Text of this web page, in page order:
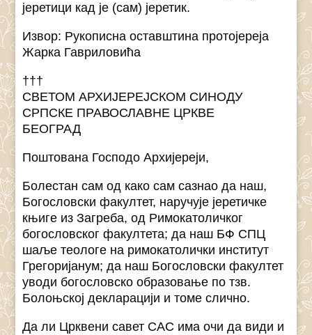
јеретици кад је (сам) јеретик.
Извор: Рукописна оставштина протојереја
Жарка Гавриловића
†††
СВЕТОМ АРХИЈЕРЕЈСКОМ СИНОДУ
СРПСКЕ ПРАВОСЛАВНЕ ЦРКВЕ
БЕОГРАД
Поштована Господо Архијереји,
Болестан сам од како сам сазнао да наш,
Богословски факултет, наручује јеретичке
књиге из Загреба, од Римокатоличког
богословског факултета; да наш БФ СПЦ
шаље теологе на римокатолички институт
Грегоријанум; да наш Богословски факултет
уводи богословско образовање по тзв.
Болоњској декларацији и томе слично.
Да ли Црквени савет САС има очи да види и